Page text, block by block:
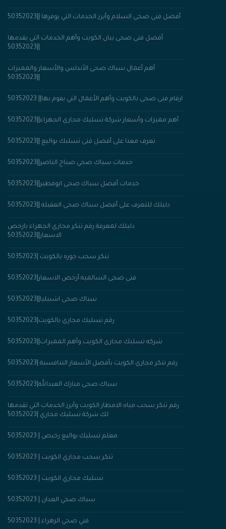
أفضل فنى صحى السلام وأبرز الخدمات التي يوفرها ||50352023
أفضل فنى صحى بيان الكويت وأهم الخدمات التي يقدمها
أهم أعمال سباك صحى الأندلس والأسعار والمميزات
50352023 ||ارقام فنى صحى بالكويت وأهم الأعمال التي يقوم بها
أهم مميزات وأسعار شركة تسليك مجارى الجهراء||50352023
تعرف معنا على أفضل فنى تسليك بواليع ||50352023
خدمات سباك صحي صباح الناصر||50352023
خدمات أفضل سباك صحى ابوفطير||50352023
دليلك للتعرف على أفضل سباك صحى العقيله ||50352023
دليلك لمعرفة رقم تنكر مجاري الجهراء بارخص
الاسعار||50352023
تنكر سحب جوره بالكويت |50352023
فنى صحى السالميه أرخص الاسعار|50352023
سباك صحى اشبيليا||50352023
رقم تسليك مجارى بالكويت|50352023
شركه تسليك مجارى الكويت وأهم المميزات||50352023
رقم تنكر مجارى الكويت بأفضل الأسعار التنافسية |50352023
سباك صحى مبارك العبدالله|50352023
رقم تنكر سحب مياه الامطار الكويت وأبرز الخدمات التي تقدمها
لك شركة تسليك مجاري |50352023
معلم تسليك بواليع رخيص | 50352023
50352023 | تنكر سحب مجاري الكويت
تسليك مجاري الكويت | 50352023
سباك صحي العدان | 50352023
فني صحي الزهراء | 50352023